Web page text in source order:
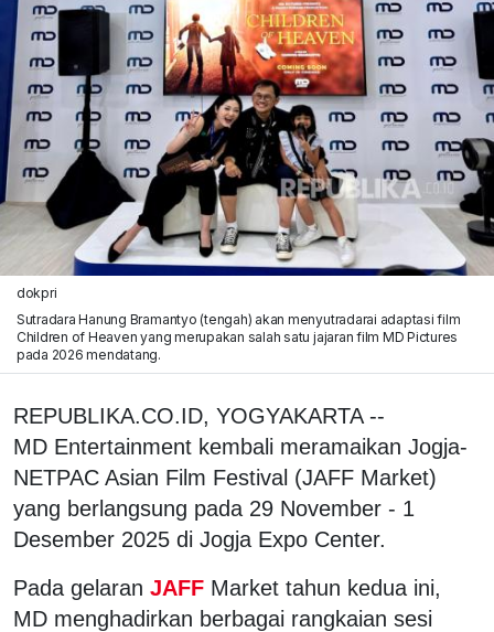
dokpri
Sutradara Hanung Bramantyo (tengah) akan menyutradarai adaptasi film
Children of Heaven yang merupakan salah satu jajaran film MD Pictures
pada 2026 mendatang.
REPUBLIKA.CO.ID, YOGYAKARTA --
MD Entertainment kembali meramaikan Jogja-
NETPAC Asian Film Festival (JAFF Market)
yang berlangsung pada 29 November - 1
Desember 2025 di Jogja Expo Center.
Pada gelaran JAFF Market tahun kedua ini,
MD menghadirkan berbagai rangkaian sesi